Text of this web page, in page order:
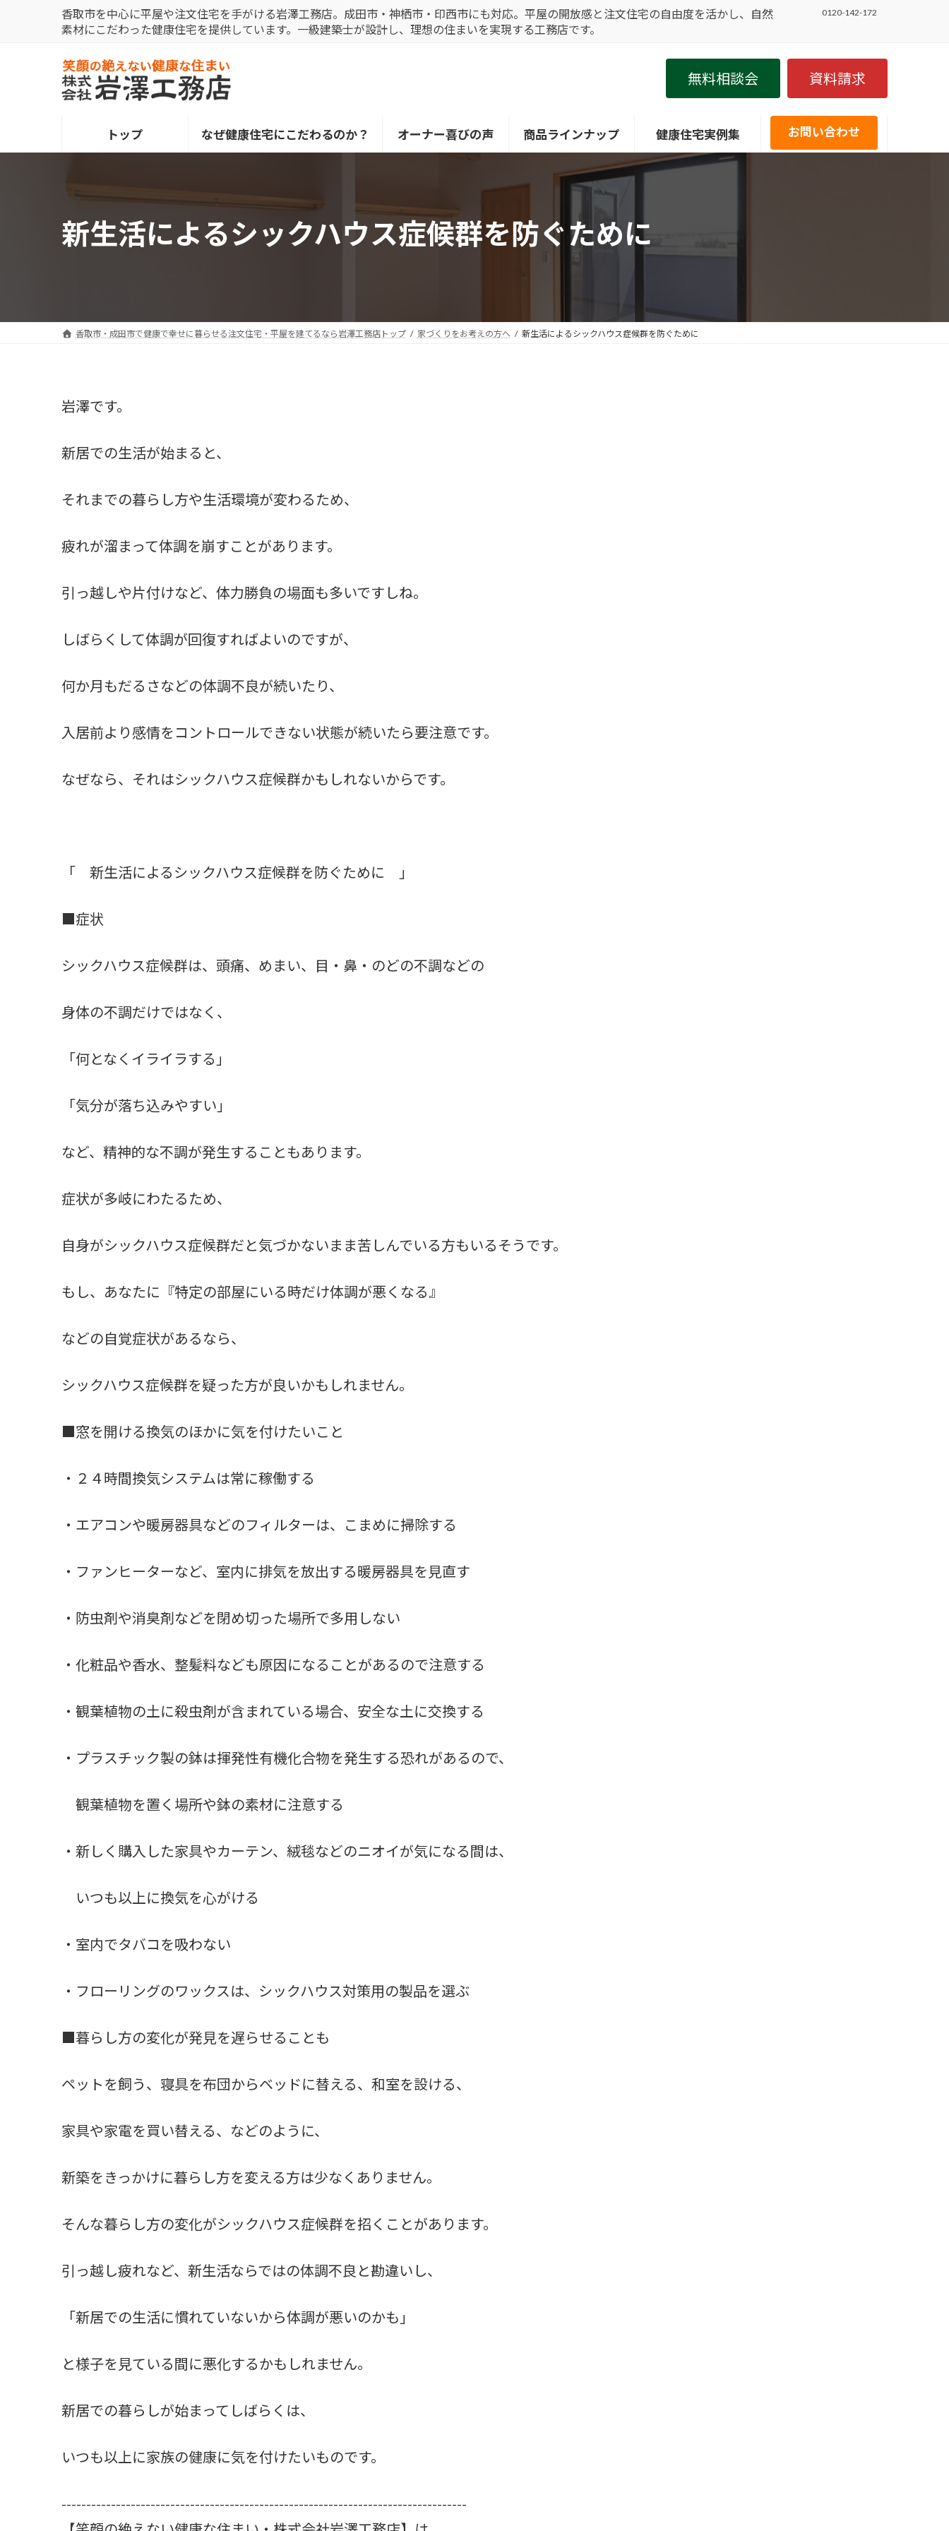
キ
に
香取市を中心に平屋や注文住宅を手がける岩澤工務店。成田市・神栖市・印西市にも対応。平屋の開放感と注文住宅の自由度を活かし、自然
素材にこだわった健康住宅を提供しています。一級建築士が設計し、理想の住まいを実現する工務店です。
0120-142-172
無料相談会 資料請求
トップ なぜ健康住宅にこだわるのか？ オーナー喜びの声 商品ラインナップ 健康住宅実例集 お問い合わせ
新生活によるシックハウス症候群を防ぐために
香取市・成田市で健康で幸せに暮らせる注文住宅・平屋を建てるなら岩澤工務店トップ 家づくりをお考えの方へ 新生活によるシックハウス症候群を防ぐために
岩澤です。
新居での生活が始まると、
それまでの暮らし方や生活環境が変わるため、
疲れが溜まって体調を崩すことがあります。
引っ越しや片付けなど、体力勝負の場面も多いですしね。
しばらくして体調が回復すればよいのですが、
何か月もだるさなどの体調不良が続いたり、
入居前より感情をコントロールできない状態が続いたら要注意です。
なぜなら、それはシックハウス症候群かもしれないからです。
「 新生活によるシックハウス症候群を防ぐために 」
■症状
シックハウス症候群は、頭痛、めまい、目・鼻・のどの不調などの
身体の不調だけではなく、
「何となくイライラする」
「気分が落ち込みやすい」
など、精神的な不調が発生することもあります。
症状が多岐にわたるため、
自身がシックハウス症候群だと気づかないまま苦しんでいる方もいるそうです。
もし、あなたに『特定の部屋にいる時だけ体調が悪くなる』
などの自覚症状があるなら、
シックハウス症候群を疑った方が良いかもしれません。
■窓を開ける換気のほかに気を付けたいこと
・２４時間換気システムは常に稼働する
・エアコンや暖房器具などのフィルターは、こまめに掃除する
・ファンヒーターなど、室内に排気を放出する暖房器具を見直す
・防虫剤や消臭剤などを閉め切った場所で多用しない
・化粧品や香水、整髪料なども原因になることがあるので注意する
・観葉植物の土に殺虫剤が含まれている場合、安全な土に交換する
・プラスチック製の鉢は揮発性有機化合物を発生する恐れがあるので、
観葉植物を置く場所や鉢の素材に注意する
・新しく購入した家具やカーテン、絨毯などのニオイが気になる間は、
いつも以上に換気を心がける
・室内でタバコを吸わない
・フローリングのワックスは、シックハウス対策用の製品を選ぶ
■暮らし方の変化が発見を遅らせることも
ペットを飼う、寝具を布団からベッドに替える、和室を設ける、
家具や家電を買い替える、などのように、
新築をきっかけに暮らし方を変える方は少なくありません。
そんな暮らし方の変化がシックハウス症候群を招くことがあります。
引っ越し疲れなど、新生活ならではの体調不良と勘違いし、
「新居での生活に慣れていないから体調が悪いのかも」
と様子を見ている間に悪化するかもしれません。
新居での暮らしが始まってしばらくは、
いつも以上に家族の健康に気を付けたいものです。
----------------------------------------------------------------------------------